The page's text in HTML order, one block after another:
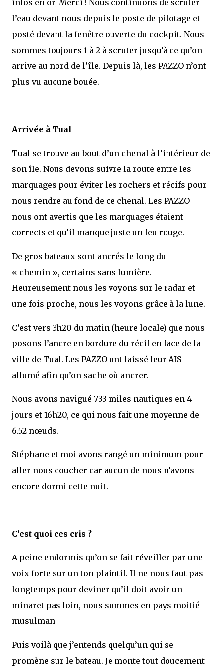
infos en or, Merci ! Nous continuons de scruter
l’eau devant nous depuis le poste de pilotage et
posté devant la fenêtre ouverte du cockpit. Nous
sommes toujours 1 à 2 à scruter jusqu’à ce qu’on
arrive au nord de l’île. Depuis là, les PAZZO n’ont
plus vu aucune bouée.
Arrivée à Tual
Tual se trouve au bout d’un chenal à l’intérieur de
son île. Nous devons suivre la route entre les
marquages pour éviter les rochers et récifs pour
nous rendre au fond de ce chenal. Les PAZZO
nous ont avertis que les marquages étaient
corrects et qu’il manque juste un feu rouge.
De gros bateaux sont ancrés le long du
« chemin », certains sans lumière.
Heureusement nous les voyons sur le radar et
une fois proche, nous les voyons grâce à la lune.
C’est vers 3h20 du matin (heure locale) que nous
posons l’ancre en bordure du récif en face de la
ville de Tual. Les PAZZO ont laissé leur AIS
allumé afin qu’on sache où ancrer.
Nous avons navigué 733 miles nautiques en 4
jours et 16h20, ce qui nous fait une moyenne de
6.52 nœuds.
Stéphane et moi avons rangé un minimum pour
aller nous coucher car aucun de nous n’avons
encore dormi cette nuit.
C’est quoi ces cris ?
A peine endormis qu’on se fait réveiller par une
voix forte sur un ton plaintif. Il ne nous faut pas
longtemps pour deviner qu’il doit avoir un
minaret pas loin, nous sommes en pays moitié
musulman.
Puis voilà que j’entends quelqu’un qui se
promène sur le bateau. Je monte tout doucement